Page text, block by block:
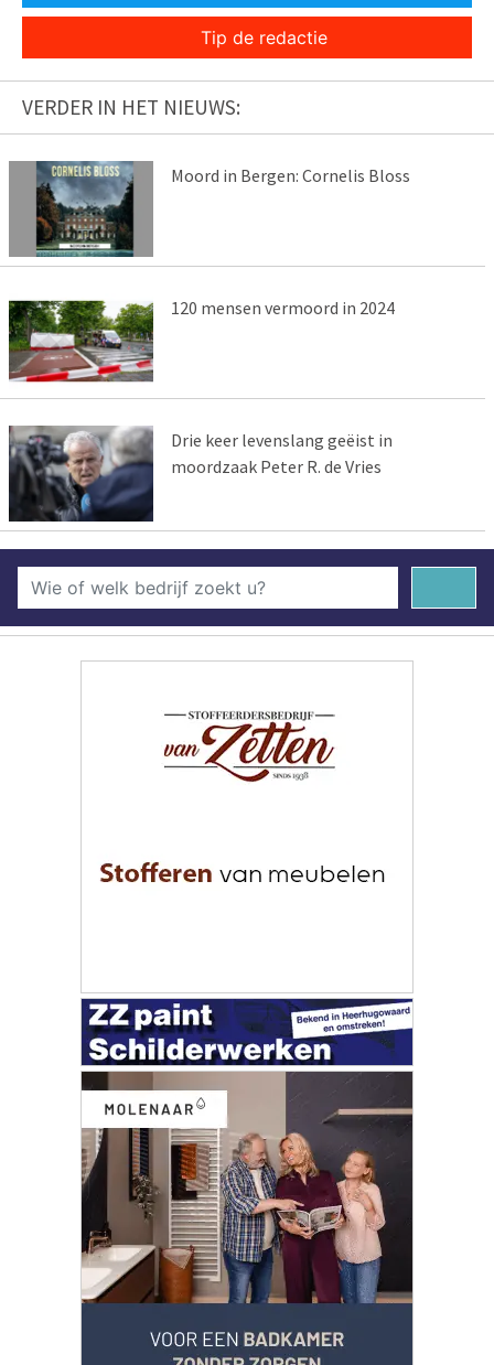
Tip de redactie
VERDER IN HET NIEUWS:
Moord in Bergen: Cornelis Bloss
120 mensen vermoord in 2024
Drie keer levenslang geëist in
moordzaak Peter R. de Vries